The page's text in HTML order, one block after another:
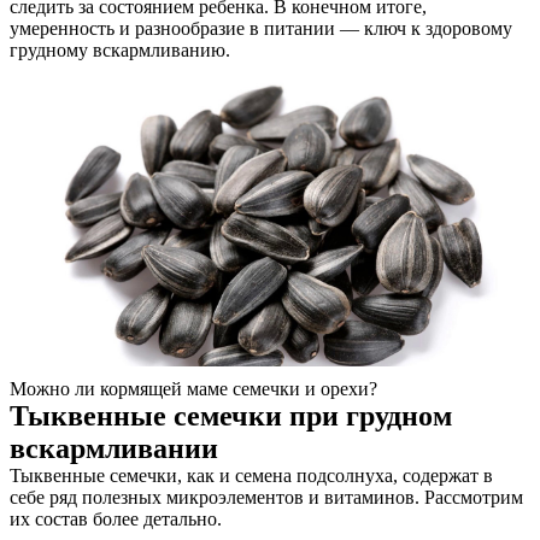
следить за состоянием ребенка. В конечном итоге,
умеренность и разнообразие в питании — ключ к здоровому
грудному вскармливанию.
Можно ли кормящей маме семечки и орехи?
Тыквенные семечки при грудном
вскармливании
Тыквенные семечки, как и семена подсолнуха, содержат в
себе ряд полезных микроэлементов и витаминов. Рассмотрим
их состав более детально.